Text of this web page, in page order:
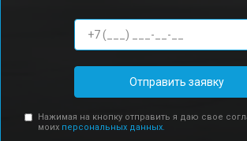
Отправить заявку
Нажимая на кнопку отправить я даю свое
моих персональных данных.